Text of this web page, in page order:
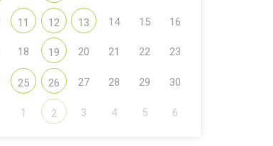
11 12 13 14 15 16
18 19 20 21 22 23
25 26 27 28 29 30
1 2 3 4 5 6